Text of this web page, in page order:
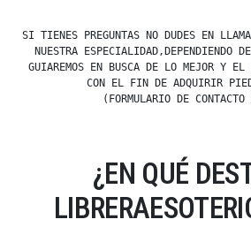
SI TIENES PREGUNTAS NO DUDES EN
NUESTRA ESPECIALIDAD,DEPENDIENDO
GUIAREMOS EN BUSCA DE LO MEJOR Y EL
CON EL FIN DE ADQUIRIR
(FORMULARIO DE
¿EN QUÉ